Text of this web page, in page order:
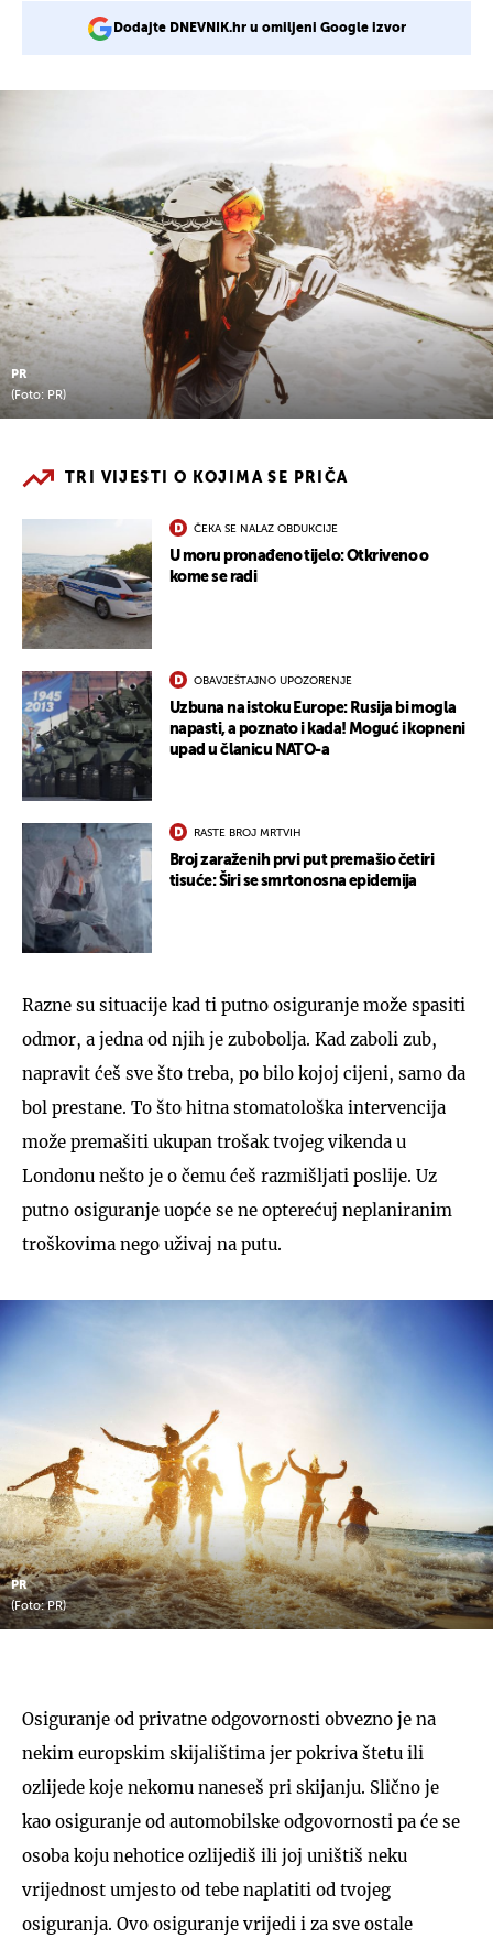
Dodajte DNEVNIK.hr u omiljeni Google izvor
PR
(Foto: PR)
TRI VIJESTI O KOJIMA SE PRIČA
ČEKA SE NALAZ OBDUKCIJE
U moru pronađeno tijelo: Otkriveno o
kome se radi
OBAVJEŠTAJNO UPOZORENJE
Uzbuna na istoku Europe: Rusija bi mogla
napasti, a poznato i kada! Moguć i kopneni
upad u članicu NATO-a
RASTE BROJ MRTVIH
Broj zaraženih prvi put premašio četiri
tisuće: Širi se smrtonosna epidemija
Razne su situacije kad ti putno osiguranje može spasiti
odmor, a jedna od njih je zubobolja. Kad zaboli zub,
napravit ćeš sve što treba, po bilo kojoj cijeni, samo da
bol prestane. To što hitna stomatološka intervencija
može premašiti ukupan trošak tvojeg vikenda u
Londonu nešto je o čemu ćeš razmišljati poslije. Uz
putno osiguranje uopće se ne opterećuj neplaniranim
troškovima nego uživaj na putu.
PR
(Foto: PR)
Osiguranje od privatne odgovornosti obvezno je na
nekim europskim skijalištima jer pokriva štetu ili
ozlijede koje nekomu naneseš pri skijanju. Slično je
kao osiguranje od automobilske odgovornosti pa će se
osoba koju nehotice ozlijediš ili joj uništiš neku
vrijednost umjesto od tebe naplatiti od tvojeg
osiguranja. Ovo osiguranje vrijedi i za sve ostale